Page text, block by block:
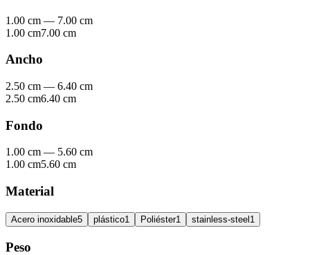
1.00 cm — 7.00 cm
1.00 cm7.00 cm
Ancho
2.50 cm — 6.40 cm
2.50 cm6.40 cm
Fondo
1.00 cm — 5.60 cm
1.00 cm5.60 cm
Material
Acero inoxidable5 plástico1 Poliéster1 stainless-steel 1
Peso